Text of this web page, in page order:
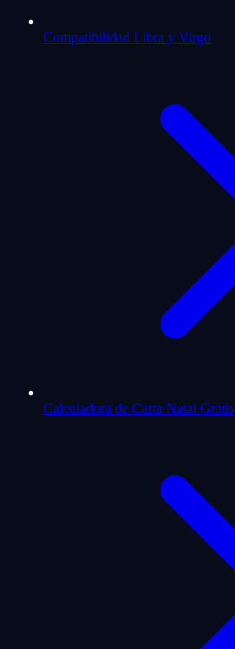
Compatibilidad Libra y Virgo
Calculadora de Carta Natal Gratis